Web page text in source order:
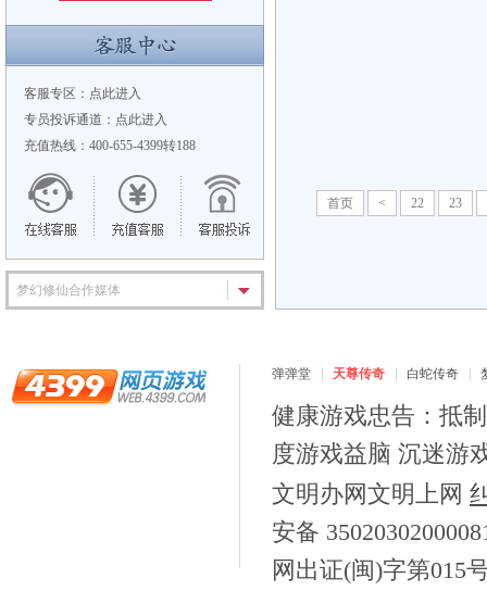
客服专区： 点此进入
专员投诉通道： 点此进入
充值热线：400-655-4399转188
梦幻修仙合作媒体
首页 < 22 23
弹弹堂 天尊传奇 白蛇传奇
健康游戏忠告：抵
度游戏益脑 沉迷游
文明办网文明上网
安备
网出证(闽)字第015